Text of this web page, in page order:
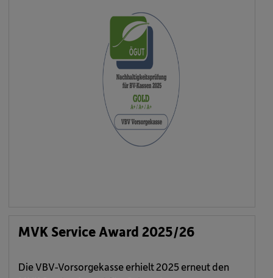
MVK Service Award 2025/26
Die VBV-Vorsorgekasse erhielt 2025 erneut den